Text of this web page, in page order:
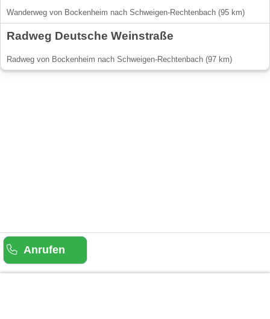
Wanderweg von Bockenheim nach Schweigen-Rechtenbach (95 km)
Radweg Deutsche Weinstraße
Radweg von Bockenheim nach Schweigen-Rechtenbach (97 km)
Anrufen